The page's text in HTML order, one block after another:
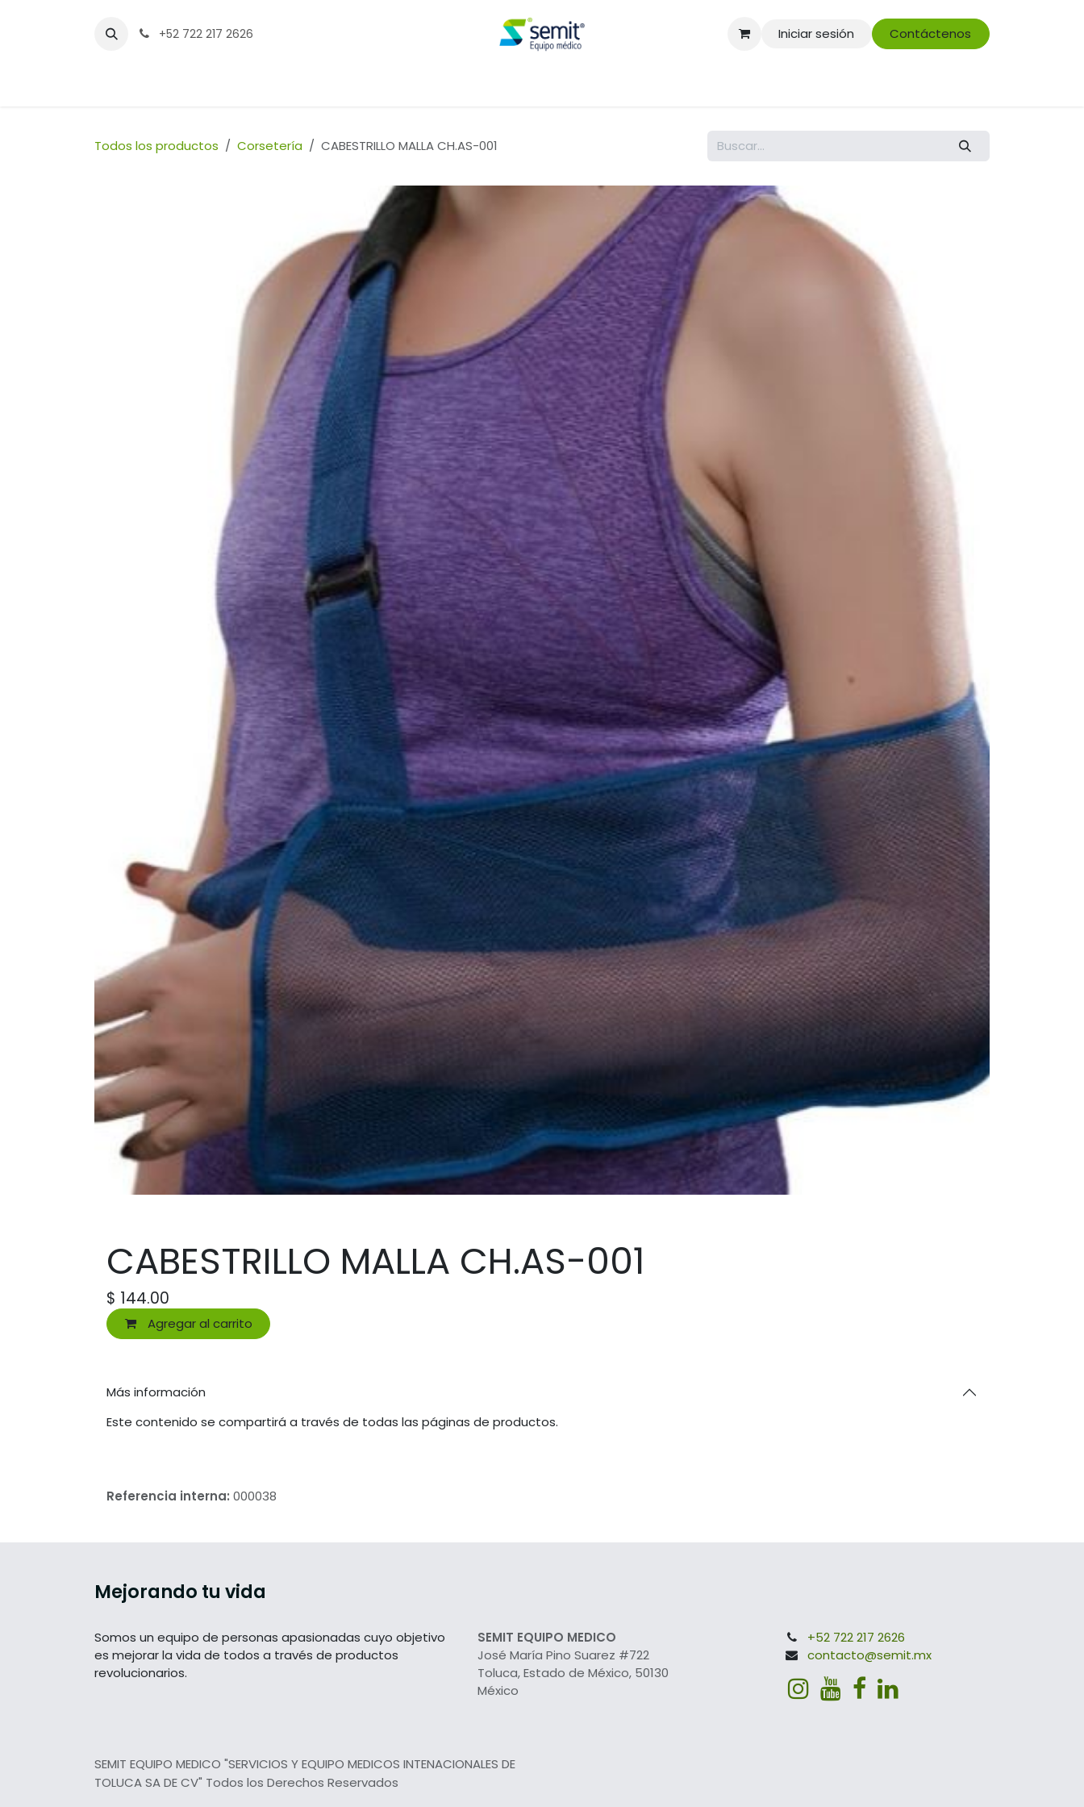
+52 722 217 2626 Iniciar sesión Contáctenos
Todos los productos Corsetería CABESTRILLO MALLA CH.AS-001
CABESTRILLO MALLA CH.AS-001
$ 144.00
Agregar al carrito
Más información
Este contenido se compartirá a través de todas las páginas de productos.
Referencia interna: 000038
Mejorando tu vida
Somos un equipo de personas apasionadas cuyo objetivo
es mejorar la vida de todos a través de productos
revolucionarios.
SEMIT EQUIPO MEDICO
José María Pino Suarez #722
Toluca, Estado de México, 50130
México
+52 722 217 2626
contacto@semit.mx
SEMIT EQUIPO MEDICO "SERVICIOS Y EQUIPO MEDICOS INTENACIONALES DE
TOLUCA SA DE CV" Todos los Derechos Reservados